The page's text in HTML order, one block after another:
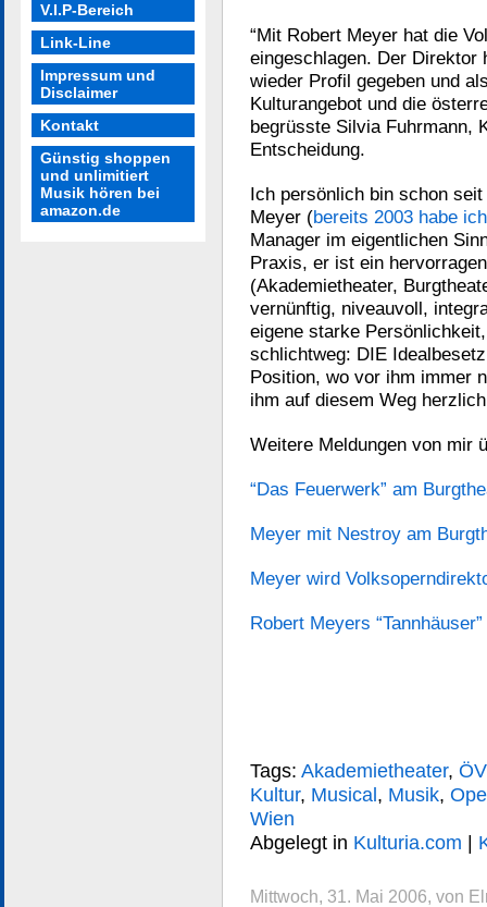
V.I.P-Bereich
Link-Line
Impressum und
Disclaimer
Kontakt
Günstig shoppen
und unlimitiert
Musik hören bei
amazon.de
“Mit Robert Meyer hat die
eingeschlagen. Der Direktor
wieder Profil gegeben und
Kulturangebot und die
begrüsste Silvia Fuhrmann,
Entscheidung.
Ich persönlich bin schon
Meyer (bereits 2003 habe
Manager im eigentlichen
Praxis, er ist ein
(Akademietheater,
vernünftig, niveauvoll,
eigene starke
schlichtweg: DIE
Position, wo vor ihm immer
ihm auf diesem Weg
Weitere Meldungen von mir
“Das Feuerwerk” am
Meyer mit Nestroy am
Meyer wird
Robert Meyers
Tags: Akademietheater,
Kultur, Musical, Musik,
Wien
Abgelegt in Kulturia.com |
Mittwoch, 31. Mai 2006, von